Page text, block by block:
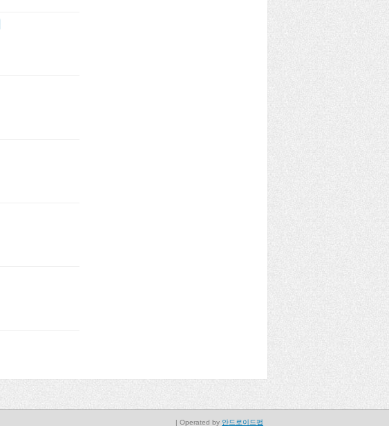
| Operated by 안드로이드펍